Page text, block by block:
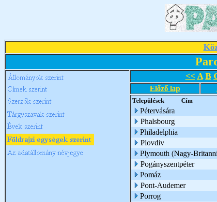
<< A B
Előző lap
Települések Cím
Pétervására
Phalsbourg
Philadelphia
Plovdiv
Plymouth (Nagy-
Pogányszentpéter
Pomáz
Pont-Audemer
Porrog